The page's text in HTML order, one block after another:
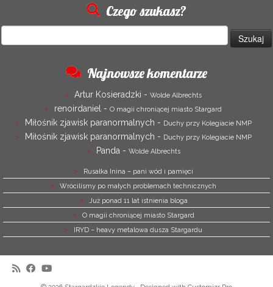
Czego szukasz?
Najnowsze komentarze
Artur Kosieradzki - Wolde Albrechts
renoirdaniel - O magii chroniącej miasto Stargard
Miłośnik zjawisk paranormalnych - Duchy przy Kolegiacie NMP
Miłośnik zjawisk paranormalnych - Duchy przy Kolegiacie NMP
Panda - Wolde Albrechts
Rusałka Inina – pani wód i pamięci
Wrócilismy po małych problemach technicznych
Już ponad 11 lat istnienia bloga
O magii chroniącej miasto Stargard
IRYD – heavy metalowa dusza Stargardu